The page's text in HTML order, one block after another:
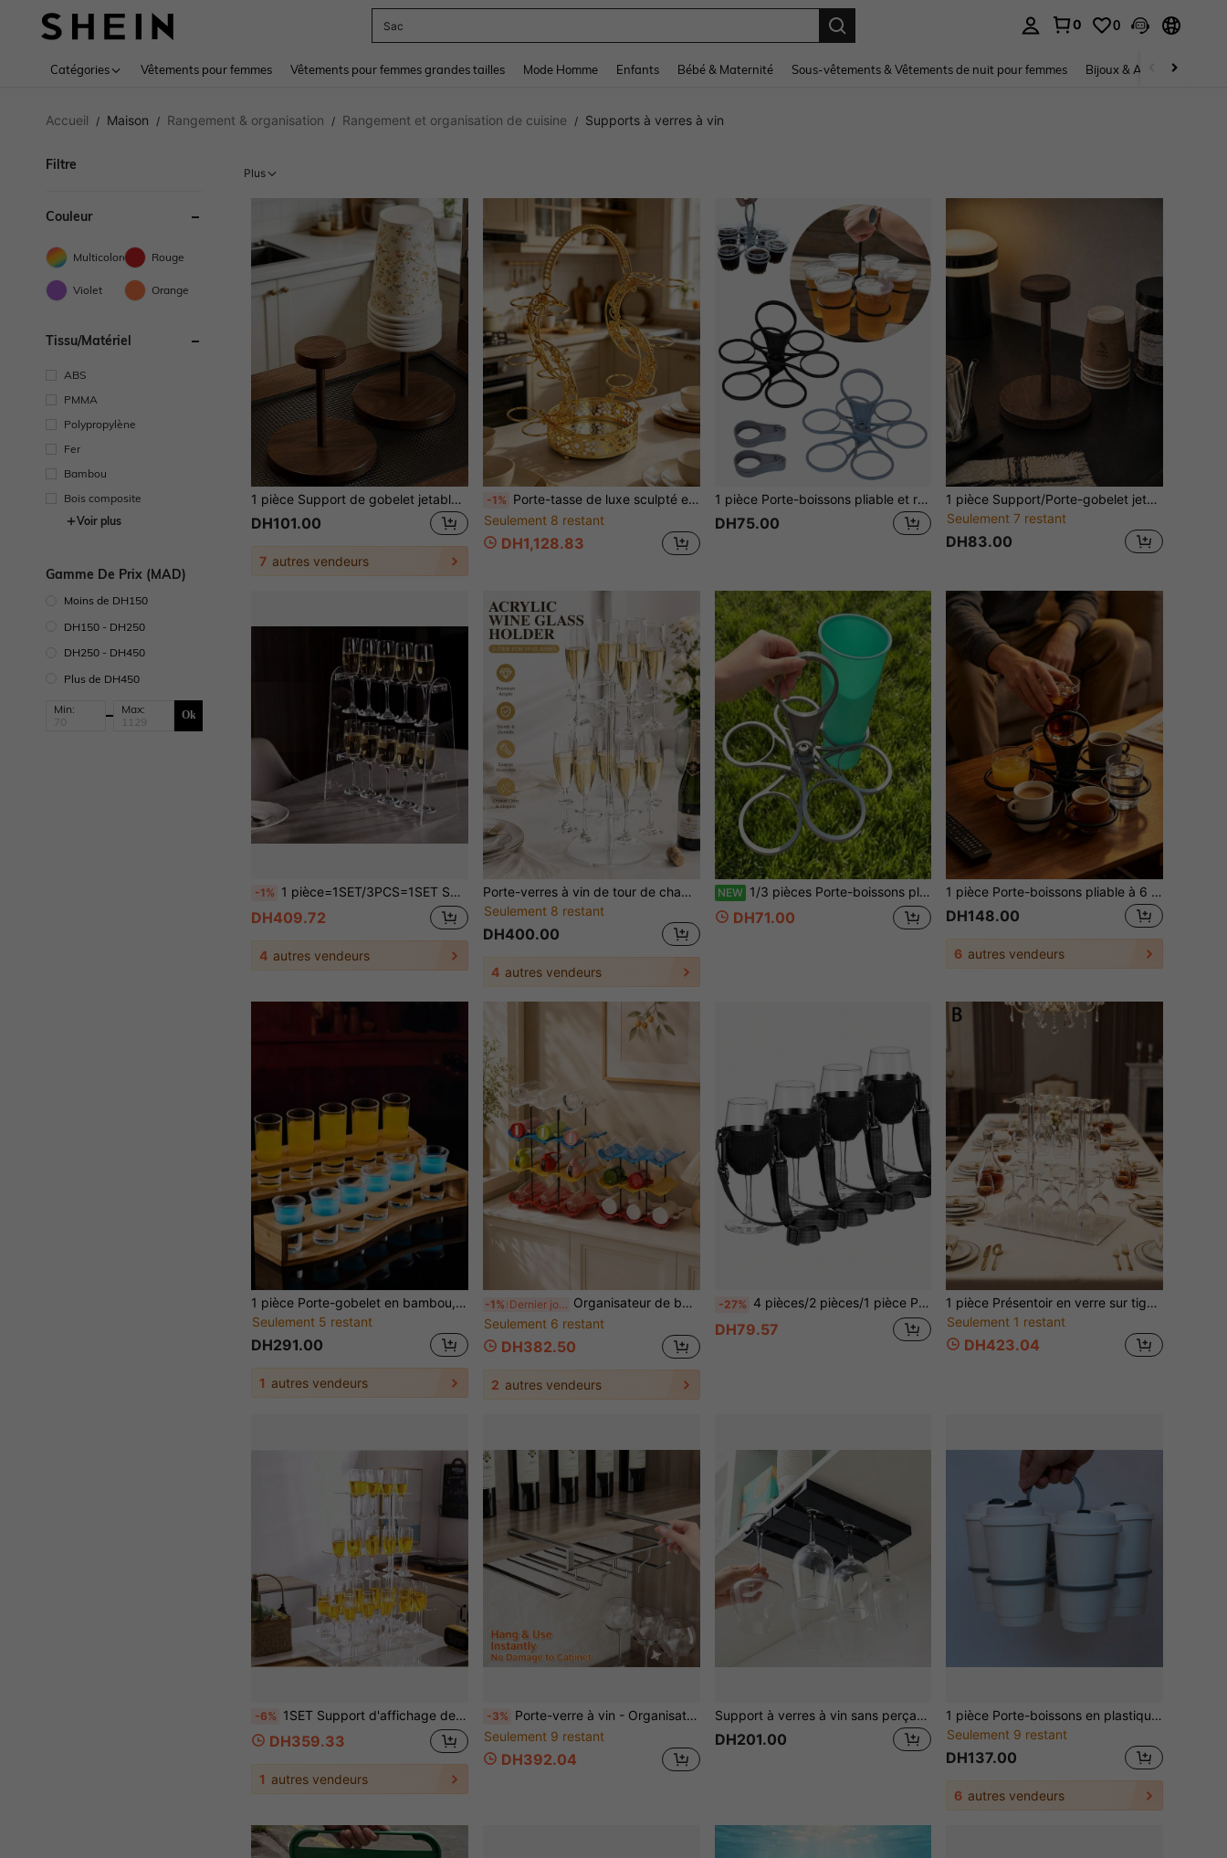
Sac
0 0
Catégories Vêtements pour femmes Vêtements pour femmes grandes tailles Mode Homme Enfants Bébé & Maternité Sous-vêtements & Vêtements de nuit pour femmes Bijoux & Accessoires pour
Accueil / Maison / Rangement & organisation / Rangement et organisation de cuisine / Supports à verres à vin
Filtre
Couleur
Multicolore Rouge
Violet Orange
Tissu/matériel
ABS
PMMA
Polypropylène
Fer
Bambou
Bois composite
Voir plus
Gamme De Prix (MAD)
Moins de DH150
DH150 - DH250
DH250 - DH450
Plus de DH450
Min: Max: Ok
Plus
1 pièce Support de gobelet jetable, organisateur de rangement de bureau pour tasses à café/thé à emporter, support de gobelet en papier commercial pour comptoir et table
DH101.00
7 autres vendeurs
-1% Porte-tasse de luxe sculpté en or avec plateau, support à tasses en métal pour 8 tasses à thé et verres, porte-tasses ajouré avec décoration florale, convient pour la cuisine de la maison, le bar à café et la table à manger
Seulement 8 restant
DH1,128.83
1 pièce Porte-boissons pliable et rotatif à 6 compartiments, porte-gobelet en plastique léger et robuste avec poignée de préhension facile, organisateur de boissons portable pour café, vin, cocktails, accessoire idéal pour barbecue, camping, pique-nique, fête en plein air, rassemblement de Thanksgiving
DH75.00
1 pièce Support/Porte-gobelet jetable créatif et pratique avec extrémité en grain de bois, distributeur de gobelets jetables, porte-gobelets en papier, rack à gobelets, fabriqué en plastique. Idéal pour les maisons, les bureaux, les cafés et les établissements de restauration, convient à divers environnements
Seulement 7 restant
DH83.00
-1% 1 pièce=1SET/3PCS=1SET Support de tour de champagne en acrylique exquis et beau, style minimaliste moderne, transparent, présentoir de champagne organisé
DH409.72
4 autres vendeurs
Porte-verres à vin de tour de champagne en acrylique premium, support d'affichage en acrylique transparent, structure en acrylique épaissie et stable, support d'affichage de tour de champagne, porte-verres à vin de style luxe moderne pour mariage, fête, banquet, célébration, anniversaire, fête d'anniversaire
Seulement 8 restant
DH400.00
4 autres vendeurs
NEW 1/3 pièces Porte-boissons pliable à 6 fentes, porte-gobelet rotatif et pliable, support à boissons en plastique léger et durable, convient pour les fêtes, les barbecues, le camping, les pique-niques et les activités de plein air, peut contenir du café, du vin, des cocktails, organisateur de boissons de camping idéal et accessoire de fête pratique, équipé d'une poignée facile à saisir, choix de cadeau parfait pour Halloween, la Saint-Valentin, Noël, Thanksgiving, distributeur de boissons essentiel pour les fêtes, fournitures de vacances et équipement de camping
DH71.00
1 pièce Porte-boissons pliable à 6 fentes, porte-gobelet rotatif et pliable, support de boisson en plastique léger et durable, convient pour les fêtes, les barbecues, le camping, les pique-niques et les activités de plein air, peut contenir du café, du vin, des cocktails
DH148.00
6 autres vendeurs
1 pièce Porte-gobelet en bambou, fabriqué en matériau de bambou de haute qualité, robuste et durable, surface lisse, convient pour les petits gobelets, les verres à vin et les petites tasses.
Seulement 5 restant
DH291.00
1 autres vendeurs
-1% Dernier jour
Organisateur de bouteilles d'eau empilable, organisateur de bouteilles de vin, organisateur de bouteilles ondulé multicouche pour le comptoir, organisateur de bouteilles d'eau pour le placard et le réfrigérateur, casier à vin pour le garde-manger de la cuisine, convient pour les verres, les tasses & les bouteilles de vin
Seulement 6 restant
DH382.50
2 autres vendeurs
-27% 4 pièces/2 pièces/1 pièce Porte-verre à vin portable : Ce porte-verre à vin portable en plastique durable avec un support réglable pour verre à vin et une manchette en néoprène libère vos mains pour profiter pleinement de votre expérience de boisson. Il comprend un support réglable pour verres à pied, un porte-verre à vin à suspendre au cou et une manchette de protection pour verre à vin. De plus, il est doté d'une sangle réglable, en faire un choix idéal pour les fêtes, les rassemblements en plein air, les pique-niques et les barbecues.
DH79.57
1 pièce Présentoir en verre sur tige en acrylique, support de verre transparent multicouche pour flûtes à champagne, verres à cocktail, fournitures de fête, organisateur de tasses gain de place pour la cuisine, la salle à manger, les mariages, les anniversaires, les fêtes et événements
Seulement 1 restant
DH423.04
-6% 1SET Support d'affichage de champagne pour fête 2-niveaux/3-niveaux en acrylique transparent épaissi, support de tour de champagne et de verres à vin pour mariage et fête
DH359.33
1 autres vendeurs
-3% Porte-verre à vin - Organisateur de verres à pied suspendu sous l'armoire. Une solution de rangement en acier carbone sans perçage, à la fois robuste et durable, idéale pour une utilisation sur des étagères, dans les cuisines ou comme accent décoratif pour les espaces de bar. (Disponible en noir, gris et blanc).
Seulement 9 restant
DH392.04
Support à verres à vin sans perçage à installer sous le placard - support à verres gain de place, convient pour la cuisine et le bar
DH201.00
1 pièce Porte-boissons en plastique robuste et léger, conception à 6 fentes, rotatif et pliable, avec poignée intégrée et ouvre-bouteille, convient pour le café, le vin, les cocktails, etc., idéal pour les activités de plein air et les cadeaux de vacances
Seulement 9 restant
DH137.00
6 autres vendeurs